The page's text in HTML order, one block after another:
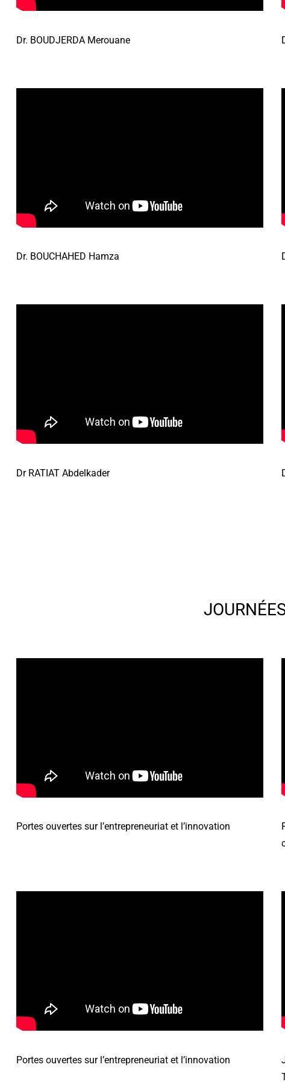
Dr. BOUDJERDA Merouane
Dr. BOUCHAHED Hamza
Dr RATIAT Abdelkader
Portes ouvertes sur l’entrepreneuriat et l’innovation
Portes ouvertes sur l’entrepreneuriat et l’innovation